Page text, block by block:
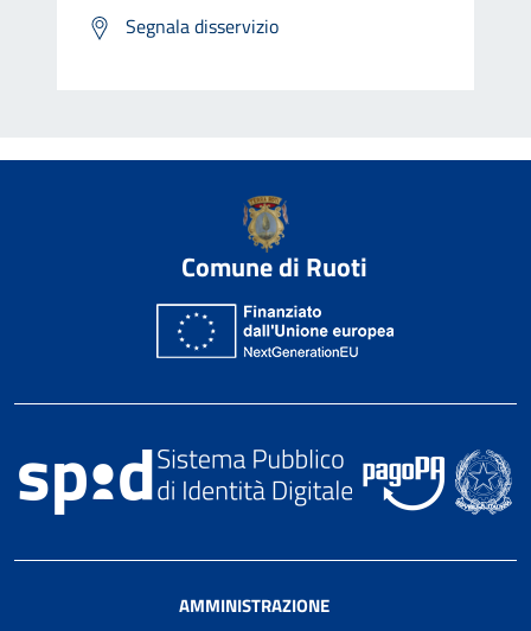
Segnala disservizio
Comune di Ruoti
AMMINISTRAZIONE